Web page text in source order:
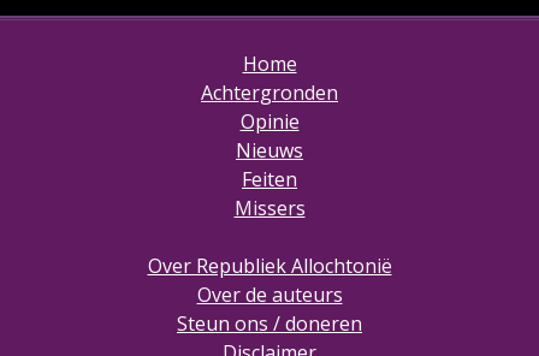
Home
Achtergronden
Opinie
Nieuws
Feiten
Missers
Over Republiek Allochtonië
Over de auteurs
Steun ons / doneren